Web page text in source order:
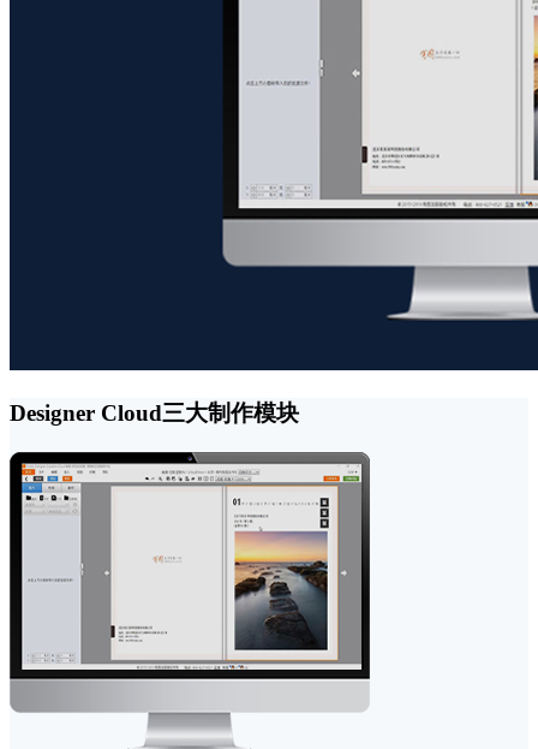
Designer Cloud三大制作模块